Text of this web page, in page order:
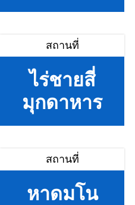
สถานที่
ไร่ชายสี่
มุกดาหาร
สถานที่
หาดมโน